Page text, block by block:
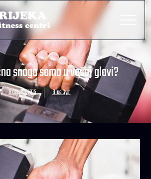
snaga samo u vašoj glavi?
9 ožujka, 2015 Blue Gym